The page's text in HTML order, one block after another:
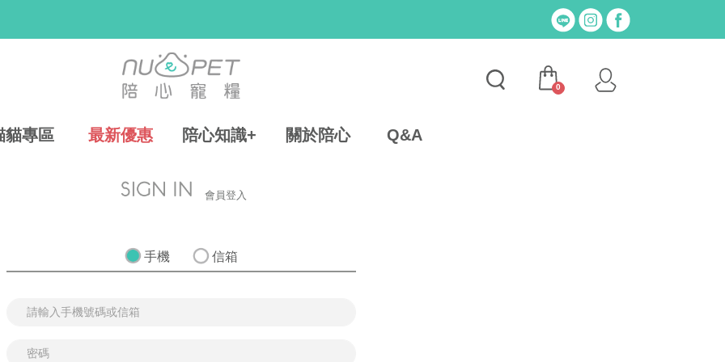
貓專區 最新優惠 陪心知識+ 關於陪心 Q&A
0
會員登入
手機 信箱